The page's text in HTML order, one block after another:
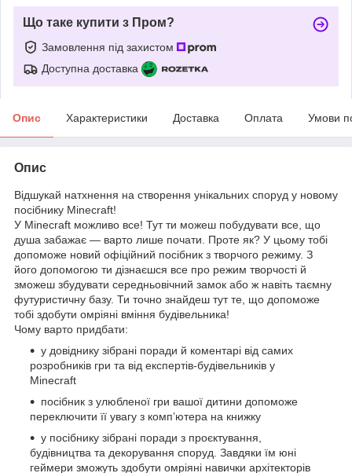
Що таке купити з Пром?
Замовлення під захистом
Доступна доставка
Опис Характеристики Доставка Оплата Умови
Опис
Відшукай натхнення на створення унікальних споруд у новому
посібнику Minecraft!
У Minecraft можливо все! Тут ти можеш побудувати все, що
душа забажає — варто лише почати. Проте як? У цьому тобі
допоможе новий офіційний посібник з творчого режиму. З
його допомогою ти дізнаєшся все про режим творчості й
зможеш збудувати середньовічний замок або ж навіть таємну
футуристичну базу. Ти точно знайдеш тут те, що допоможе
тобі здобути омріяні вміння будівельника!
Чому варто придбати:
у довіднику зібрані поради й коментарі від самих
розробників гри та від експертів-будівельників у
Minecraft
посібник з улюбленої гри вашої дитини допоможе
переключити її увагу з комп’ютера на книжку
у посібнику зібрані поради з проєктування,
будівництва та декорування споруд. Завдяки їм юні
геймери зможуть здобути омріяні навички архітекторів